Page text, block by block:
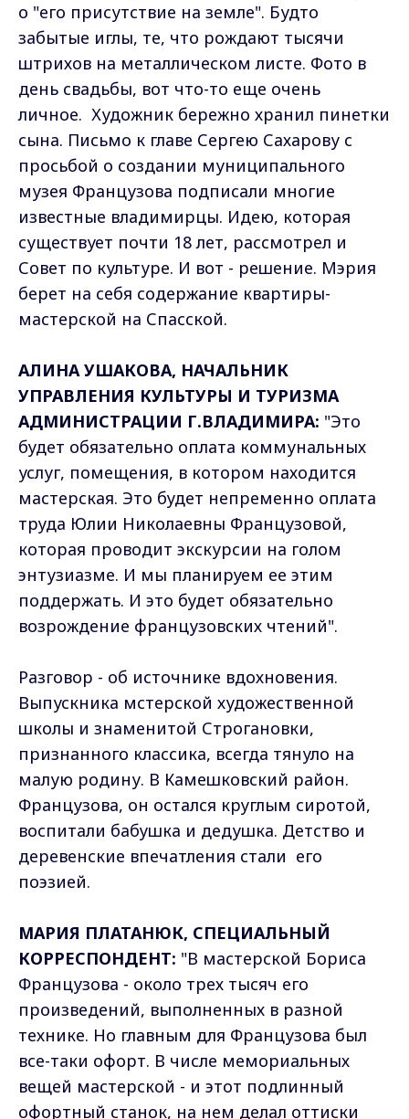
о "его присутствие на земле". Будто
забытые иглы, те, что рождают тысячи
штрихов на металлическом листе. Фото в
день свадьбы, вот что-то еще очень
личное. Художник бережно хранил пинетки
сына. Письмо к главе Сергею Сахарову с
просьбой о создании муниципального
музея Французова подписали многие
известные владимирцы. Идею, которая
существует почти 18 лет, рассмотрел и
Совет по культуре. И вот - решение. Мэрия
берет на себя содержание квартиры-
мастерской на Спасской.
АЛИНА УШАКОВА, НАЧАЛЬНИК
УПРАВЛЕНИЯ КУЛЬТУРЫ И ТУРИЗМА
АДМИНИСТРАЦИИ Г.ВЛАДИМИРА: "Это
будет обязательно оплата коммунальных
услуг, помещения, в котором находится
мастерская. Это будет непременно оплата
труда Юлии Николаевны Французовой,
которая проводит экскурсии на голом
энтузиазме. И мы планируем ее этим
поддержать. И это будет обязательно
возрождение французовских чтений".
Разговор - об источнике вдохновения.
Выпускника мстерской художественной
школы и знаменитой Строгановки,
признанного классика, всегда тянуло на
малую родину. В Камешковский район.
Французова, он остался круглым сиротой,
воспитали бабушка и дедушка. Детство и
деревенские впечатления стали его
поэзией.
МАРИЯ ПЛАТАНЮК, СПЕЦИАЛЬНЫЙ
КОРРЕСПОНДЕНТ: "В мастерской Бориса
Французова - около трех тысяч его
произведений, выполненных в разной
технике. Но главным для Французова был
все-таки офорт. В числе мемориальных
вещей мастерской - и этот подлинный
офортный станок, на нем делал оттиски